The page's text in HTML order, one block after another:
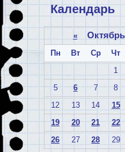
Календарь
«Октябрь
Пн
Вт Ср Чт
1
5
6 7 8
12
13 14 15
19
20 21 22
26
27 28 29